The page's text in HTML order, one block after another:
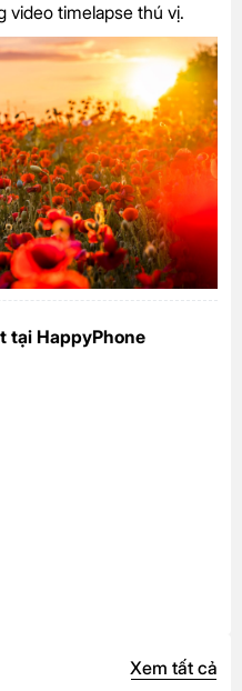
video timelapse thú vị.
tại HappyPhone
Xem tất cả